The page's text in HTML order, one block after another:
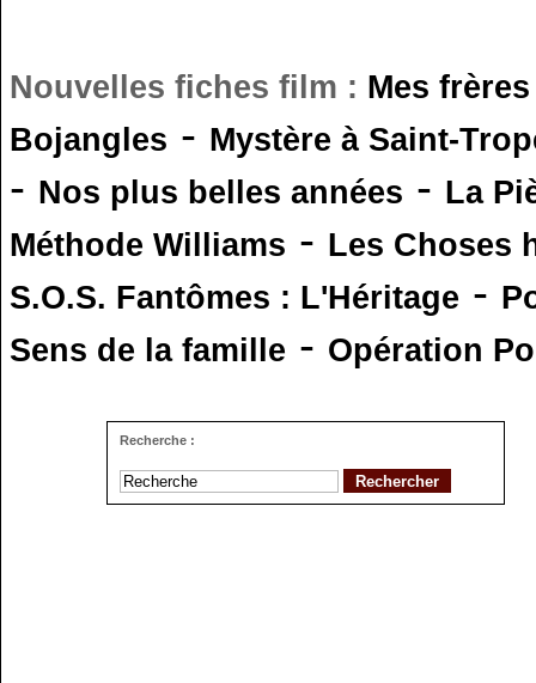
Nouvelles fiches film : Mes
Bojangles - Mystère à Saint-
- Nos plus belles années - La
Méthode Williams - Les Choses
S.O.S. Fantômes : L'Héritage -
Sens de la famille - Opération
Recherche :